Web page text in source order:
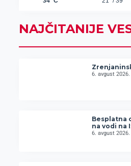
NAJČITANIJE
6. avgust 2026.
Besplatna
na vodi na
6. avgust 2026.